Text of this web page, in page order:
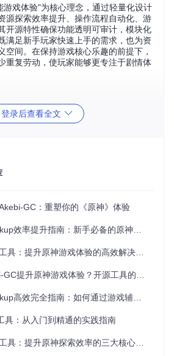
游戏体验"为核心理念，通过轻量化设计
源探索效率提升、操作流程自动化、游
开源特性确保功能透明可审计，模块化
满足新手玩家快速上手的需求，也为资
空间。在保持游戏核心乐趣的前提下，
重复劳动，使玩家能够更专注于剧情体
意
取特定场景素材，提升视频制作效率
于图像识别与坐标分析技术，实时标记
提示，帮助玩家优化输出循环。
实时游戏状态，实现三大核心功能：资
径规划、探索进度可视化。通过算法优
航策略，优先引导玩家获取高价值资
域。
登录后查看全文
GC：重塑你的《原神》体验
提升指南：新手必备的原神游戏体验优化工具
：提升原神游戏体验的高效解决方案
升原神游戏体验？开源工具的全方位优化方案
完全指南：如何通过游戏辅助工具提升原神体验
具：从入门到精通的实践指南
提升原神探索效率的三大核心功能与应用场景